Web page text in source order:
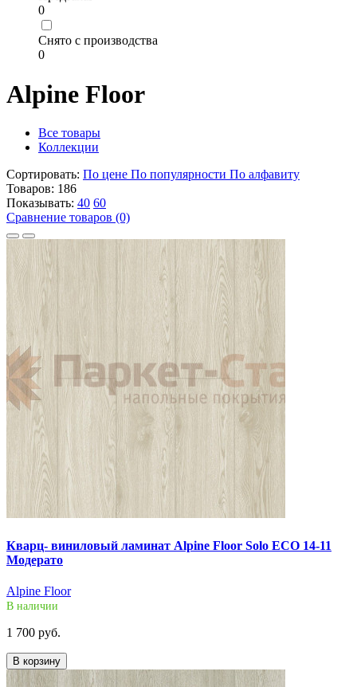
0
Снято с производства
0
Alpine Floor
Все товары
Коллекции
Сортировать: По цене По популярности По алфавиту
Товаров: 186
Показывать: 40 60
Сравнение товаров (0)
Кварц- виниловый ламинат Alpine Floor Solo ECO 14-11
Модерато
Alpine Floor
В наличии
1 700 руб.
В корзину